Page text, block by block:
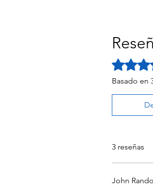
Obtuvo 4,3
Basado en
3 reseñas
John